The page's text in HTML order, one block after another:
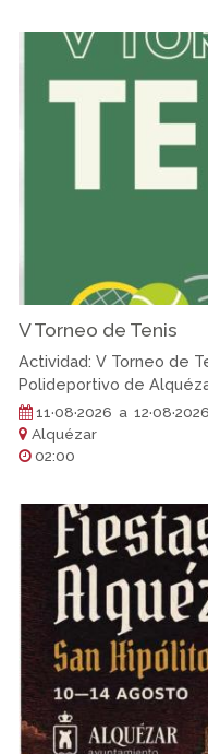
V Torneo de Tenis
Actividad: V Torneo de
Polideportivo de
11·08·2026 a 12·08·2026
Alquézar
02:00